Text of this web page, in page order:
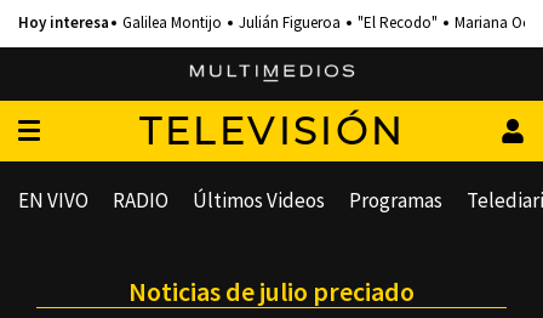
Galilea Montijo Julián Figueroa "El Recodo" Mariana
TELEVISIÓN
EN VIVO RADIO Últimos Videos Programas
Noticias de julio preciado